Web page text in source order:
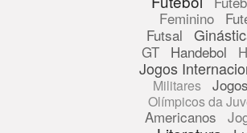
Feminino
Futsal
GT Handebol
Jogos
Militares
Olímpicos da
Americanos